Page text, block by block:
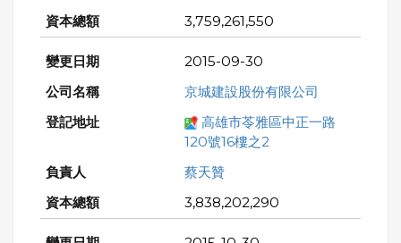
3,759,261,550
2015-09-30
京城建設股份有限公司
高雄市苓雅區中正一路
120號16樓之2
蔡天贊
3,838,202,290